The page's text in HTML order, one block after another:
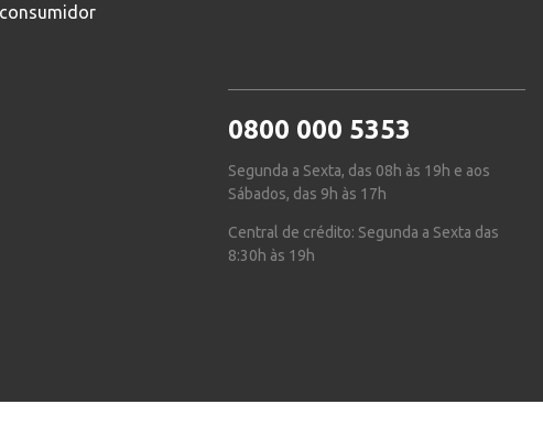
0800 000 5353
Segunda a Sexta, das 08h às 19h e aos
Sábados, das 9h às 17h
Central de crédito: Segunda a Sexta das
8:30h às 19h